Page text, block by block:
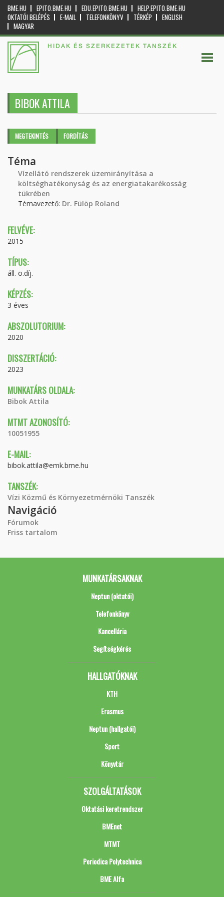
BME.HU EPITO.BME.HU EDU.EPITO.BME.HU
HELP.EPITO.BME.HU
OKTATÓI BELÉPÉS
E-MAIL TELEFONKÖNYV TÉRKÉP
ENGLISH
MAGYAR
HIDAK ÉS SZERKEZETEK TANSZÉK
BIBOK ATTILA
Elsődleges fülek
MEGTEKINTÉS (AKTÍVFORDÍTÁS
Téma
Vízellátó rendszerek üzemirányítása a
költséghatékonyság és az energiatakarékosság
tükrében
Témavezető: Dr. Fülöp Roland
FELVÉVE:
2015
TÍPUS:
áll. ö.díj.
KÉPZÉS:
3 éves
ABSZOLUTORIUM:
2020
DISSZERTÁCIÓ:
2023
MUNKATÁRS OLDALA:
Bibok Attila
MTMT AZONOSÍTÓ:
10051955
E-MAIL:
bibok.attila@emk.bme.hu
TANSZÉK:
Vízi Közmű és Környezetmérnöki Tanszék
Navigáció
Fórumok
Friss tartalom
MUNKATÁRSAKNAK
Neptun (oktatói)
Telefonkönyv
Kancellária
Segítségkérés
HALLGATÓKNAK
KTH
Erasmus
Neptun (hallgatói)
Sport
Könyvtár
SZOLGÁLTATÁSOK
Oktatási keretrendszer
BMEnet
MTMT
Periodica Polytechnica
BME Alfa